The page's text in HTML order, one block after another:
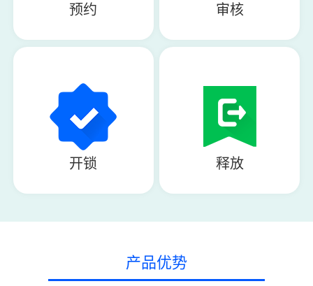
预约 审核
开锁 释放
产品优势